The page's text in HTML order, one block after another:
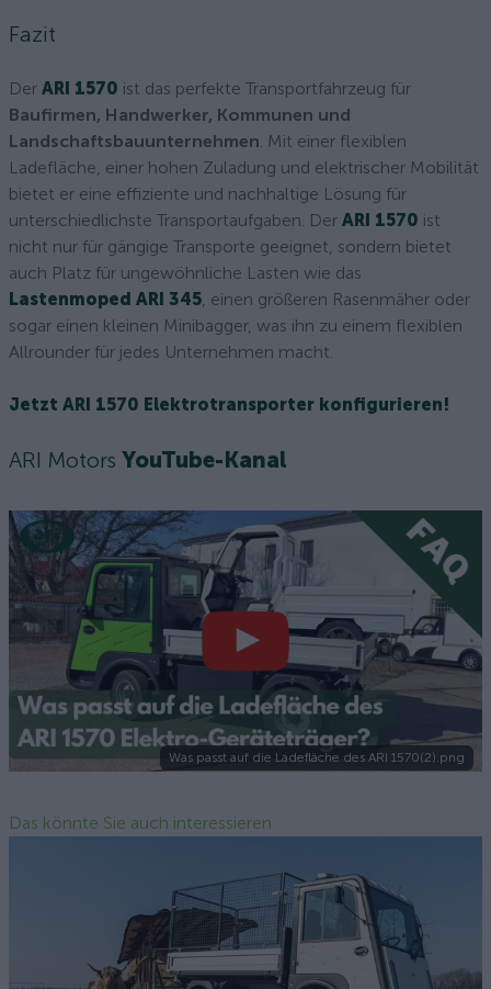
Fazit
Der ARI 1570 ist das perfekte Transportfahrzeug für
Baufirmen, Handwerker, Kommunen und
Landschaftsbauunternehmen. Mit einer flexiblen
Ladefläche, einer hohen Zuladung und elektrischer Mobilität
bietet er eine effiziente und nachhaltige Lösung für
unterschiedlichste Transportaufgaben. Der ARI 1570 ist
nicht nur für gängige Transporte geeignet, sondern bietet
auch Platz für ungewöhnliche Lasten wie das
Lastenmoped ARI 345, einen größeren Rasenmäher oder
sogar einen kleinen Minibagger, was ihn zu einem flexiblen
Allrounder für jedes Unternehmen macht.
Jetzt ARI 1570 Elektrotransporter konfigurieren!
ARI Motors YouTube-Kanal
Was passt auf die Ladefläche des ARI 1570(2).png
Das könnte Sie auch interessieren